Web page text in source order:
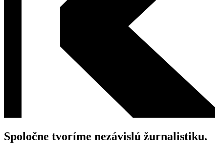
Spoločne tvoríme nezávislú žurnalistiku.